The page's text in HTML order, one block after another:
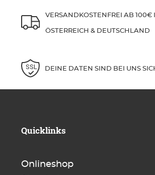
VERSANDKOSTENFREI AB 100€
ÖSTERREICH & DEUTSCHLAND
DEINE DATEN SIND BEI UNS
Quicklinks
Onlineshop